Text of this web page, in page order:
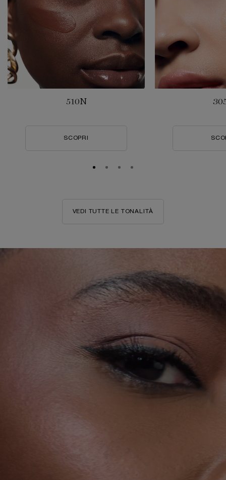
510N
SCOPRI
VEDI TUTTE LE TONALITÀ